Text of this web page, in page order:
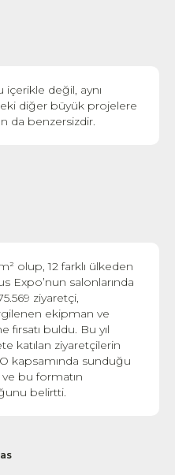
içerikle değil, aynı
diğer büyük projelere
da benzersizdir.
olup, 12 farklı ülkeden
Expo’nun salonlarında
ziyaretçi,
ekipman ve
buldu. Bu yıl
katılan ziyaretçilerin
kapsamında sunduğu
bu formatın
belirtti.